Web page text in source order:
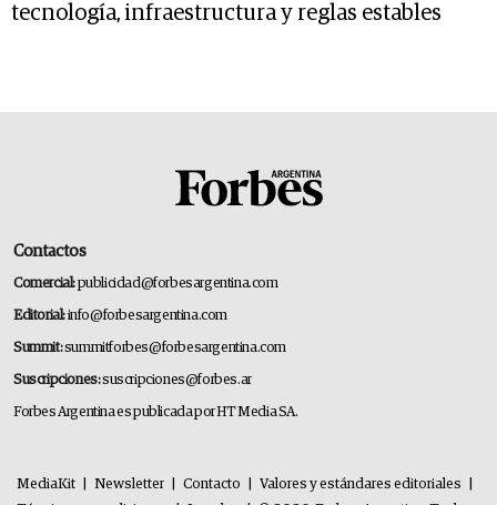
tecnología, infraestructura y reglas estables
Contactos
Comercial:publicidad@forbesargentina.com
Editorial:info@forbesargentina.com
Summit:summitforbes@forbesargentina.com
Suscripciones:suscripciones@forbes.ar
Forbes Argentina es publicada por HT Media SA.
MediaKit Newsletter Contacto Valores y estándares editoriales